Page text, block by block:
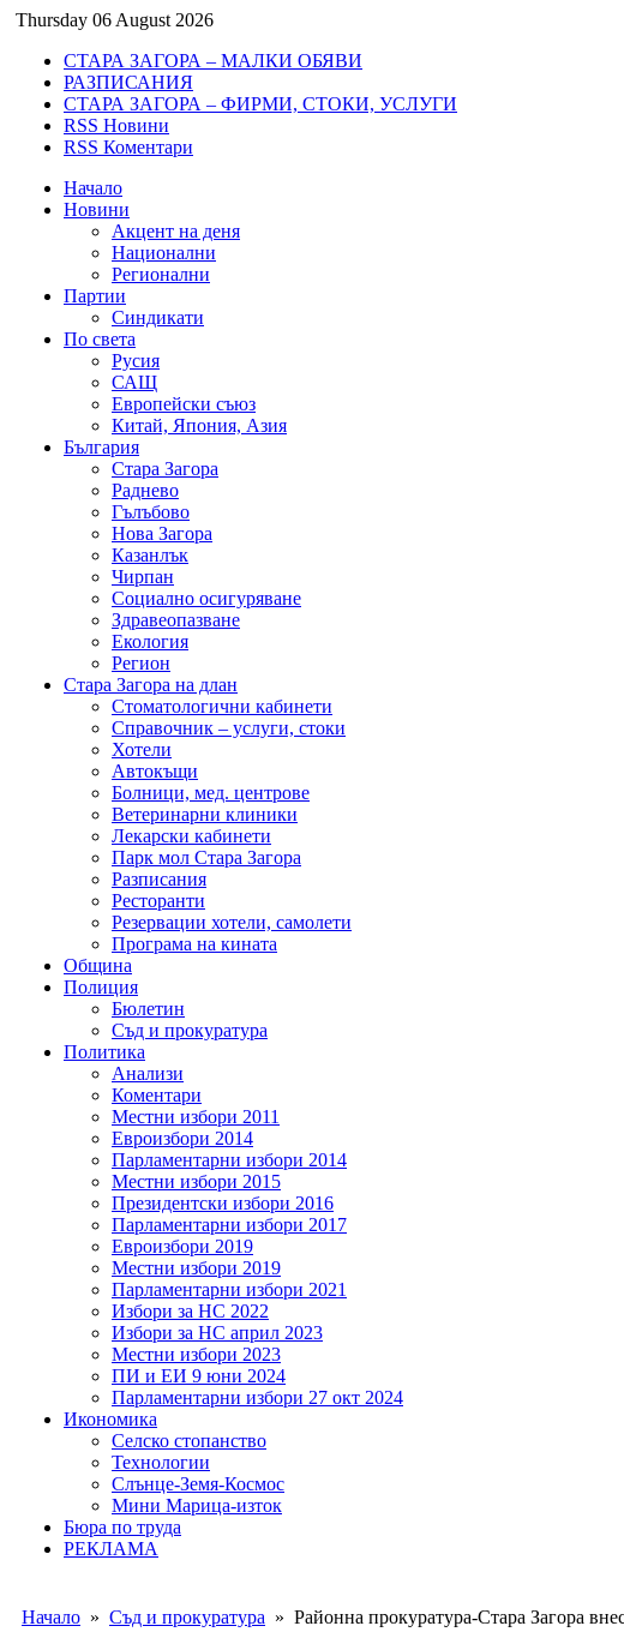
Thursday 06 August 2026
СТАРА ЗАГОРА – МАЛКИ ОБЯВИ
РАЗПИСАНИЯ
СТАРА ЗАГОРА – ФИРМИ, СТОКИ, УСЛУГИ
RSS Новини
RSS Коментари
Начало
Новини
Акцент на деня
Национални
Регионални
Партии
Синдикати
По света
Русия
САЩ
Европейски съюз
Китай, Япония, Азия
България
Стара Загора
Раднево
Гълъбово
Нова Загора
Казанлък
Чирпан
Социално осигуряване
Здравеопазване
Екология
Регион
Стара Загора на длан
Стоматологични кабинети
Справочник – услуги, стоки
Хотели
Автокъщи
Болници, мед. центрове
Ветеринарни клиники
Лекарски кабинети
Парк мол Стара Загора
Разписания
Ресторанти
Резервации хотели, самолети
Програма на кината
Община
Полиция
Бюлетин
Съд и прокуратура
Политика
Анализи
Коментари
Местни избори 2011
Евроизбори 2014
Парламентарни избори 2014
Местни избори 2015
Президентски избори 2016
Парламентарни избори 2017
Евроизбори 2019
Местни избори 2019
Парламентарни избори 2021
Избори за НС 2022
Избори за НС април 2023
Местни избори 2023
ПИ и ЕИ 9 юни 2024
Парламентарни избори 27 окт 2024
Икономика
Селско стопанство
Технологии
Слънце-Земя-Космос
Мини Марица-изток
Бюра по труда
РЕКЛАМА
Начало » Съд и прокуратура » Районна прокуратура-Стара Загора